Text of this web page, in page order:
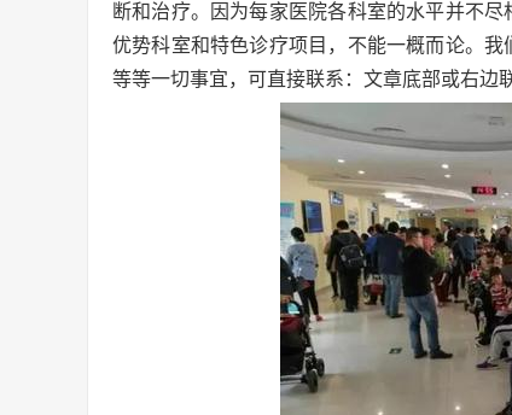
断和治疗。因为每家医院各科室的水平并不
优势科室和特色诊疗项目，不能一概而论。
等等一切事宜，可直接联系：文章底部或右边